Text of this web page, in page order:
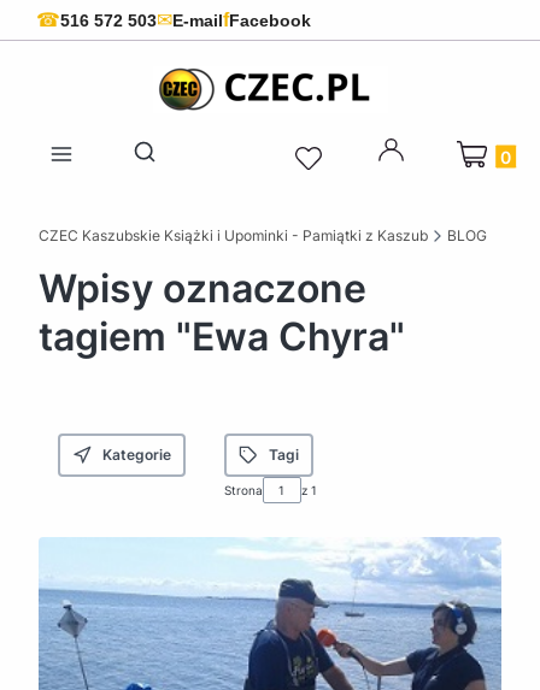
☎516 572 503✉E-mailfFacebook
Otwórz wyszukiwarkę
Produkty
CZEC Kaszubskie Książki i Upominki - Pamiątki z Kaszub BLOG
Wpisy oznaczone
tagiem "Ewa Chyra"
Kategorie Tagi
Strona z 1